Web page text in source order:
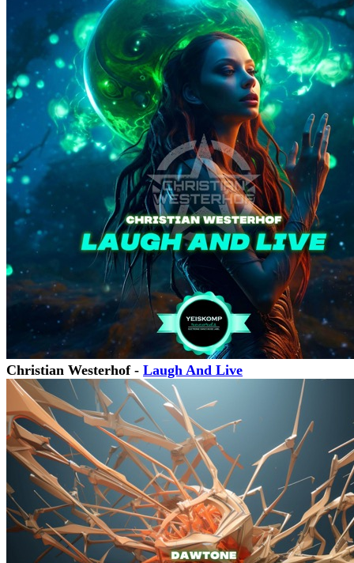
Christian Westerhof - Laugh And Live